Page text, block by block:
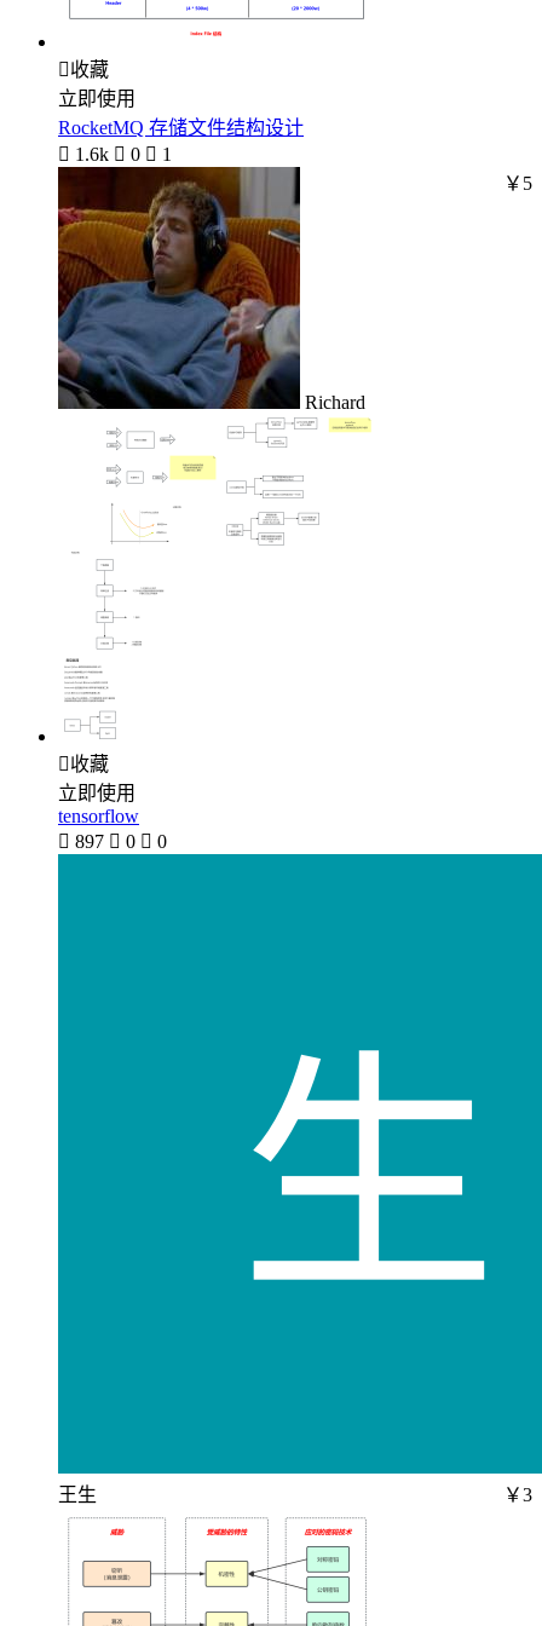
收藏
立即使用
RocketMQ 存储文件结构设计
 1.6k  0  1
Richard
￥5
收藏
立即使用
tensorflow
 897  0  0
王生 ￥3